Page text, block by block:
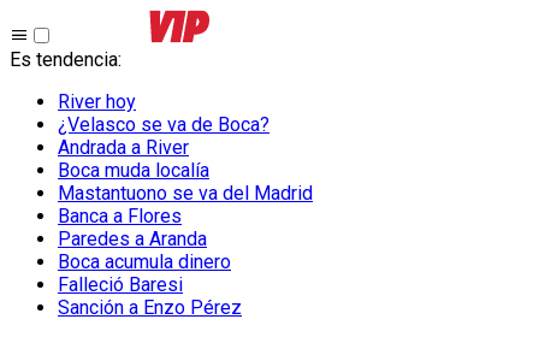
Es tendencia:
River hoy
¿Velasco se va de Boca?
Andrada a River
Boca muda localía
Mastantuono se va del Madrid
Banca a Flores
Paredes a Aranda
Boca acumula dinero
Falleció Baresi
Sanción a Enzo Pérez